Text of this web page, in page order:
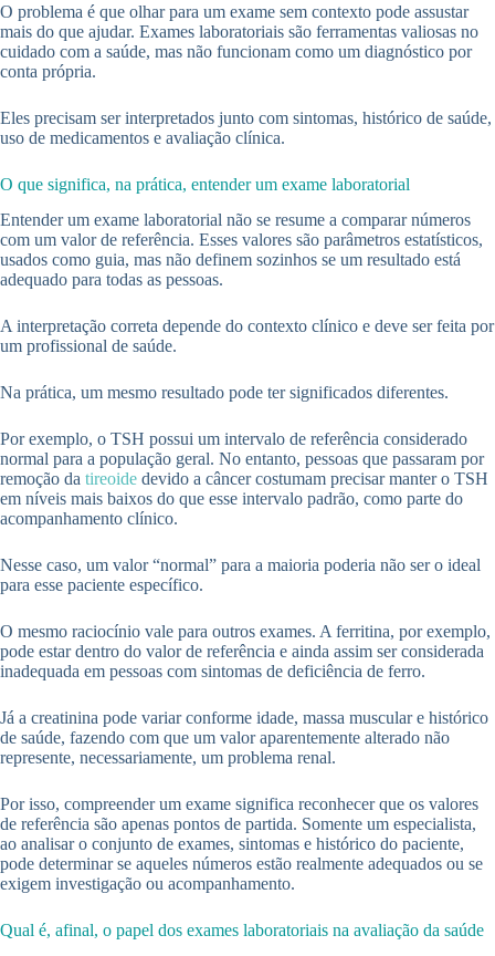
O problema é que olhar para um exame sem contexto pode assustar
mais do que ajudar. Exames laboratoriais são ferramentas valiosas no
cuidado com a saúde, mas não funcionam como um diagnóstico por
conta própria.
Eles precisam ser interpretados junto com sintomas, histórico de saúde,
uso de medicamentos e avaliação clínica.
O que significa, na prática, entender um exame laboratorial
Entender um exame laboratorial não se resume a comparar números
com um valor de referência. Esses valores são parâmetros estatísticos,
usados como guia, mas não definem sozinhos se um resultado está
adequado para todas as pessoas.
A interpretação correta depende do contexto clínico e deve ser feita por
um profissional de saúde.
Na prática, um mesmo resultado pode ter significados diferentes.
Por exemplo, o TSH possui um intervalo de referência considerado
normal para a população geral. No entanto, pessoas que passaram por
remoção da tireoide devido a câncer costumam precisar manter o TSH
em níveis mais baixos do que esse intervalo padrão, como parte do
acompanhamento clínico.
Nesse caso, um valor “normal” para a maioria poderia não ser o ideal
para esse paciente específico.
O mesmo raciocínio vale para outros exames. A ferritina, por exemplo,
pode estar dentro do valor de referência e ainda assim ser considerada
inadequada em pessoas com sintomas de deficiência de ferro.
Já a creatinina pode variar conforme idade, massa muscular e histórico
de saúde, fazendo com que um valor aparentemente alterado não
represente, necessariamente, um problema renal.
Por isso, compreender um exame significa reconhecer que os valores
de referência são apenas pontos de partida. Somente um especialista,
ao analisar o conjunto de exames, sintomas e histórico do paciente,
pode determinar se aqueles números estão realmente adequados ou se
exigem investigação ou acompanhamento.
Qual é, afinal, o papel dos exames laboratoriais na avaliação da saúde